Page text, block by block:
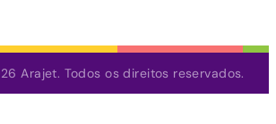
Arajet. Todos os direitos reservados.